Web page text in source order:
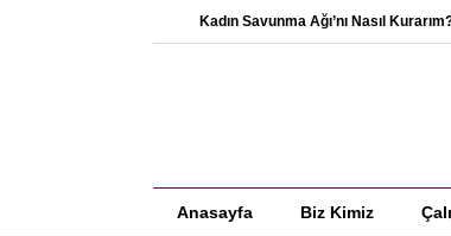
Kadın Savunma Ağı’nı Nasıl
Anasayfa Biz Kimiz